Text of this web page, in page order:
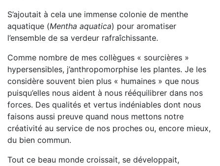
S’ajoutait à cela une immense colonie de menthe
aquatique (Mentha aquatica) pour aromatiser
l’ensemble de sa verdeur rafraîchissante.
Comme nombre de mes collègues « sourcières »
hypersensibles, j’anthropomorphise les plantes. Je les
considère souvent bien plus « humaines » que nous
puisqu’elles nous aident à nous rééquilibrer dans nos
forces. Des qualités et vertus indéniables dont nous
faisons aussi preuve quand nous mettons notre
créativité au service de nos proches ou, encore mieux,
du bien commun.
Tout ce beau monde croissait, se développait,